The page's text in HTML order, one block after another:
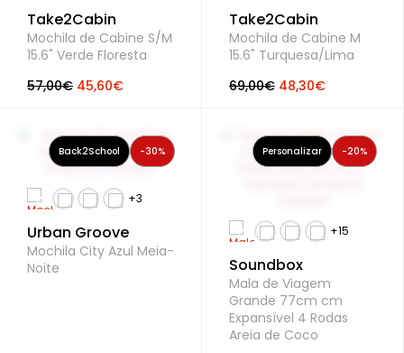
Take2Cabin
Mochila de Cabine S/M
15.6" Verde Floresta
57,00€ 45,60€
Take2Cabin
Mochila de Cabine M
15.6" Turquesa/Lima
69,00€ 48,30€
Back2School -30%
Urban Groove
Mochila City Azul Meia-
Noite
Personalizar -20%
Soundbox
Mala de Viagem
Grande 77cm cm
Expansível 4 Rodas
Areia de Coco